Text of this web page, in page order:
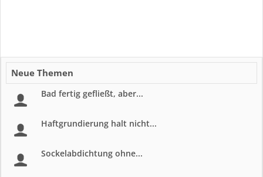
Neue Themen
Bad fertig gefließt, aber...
Haftgrundierung halt nicht...
Sockelabdichtung ohne...